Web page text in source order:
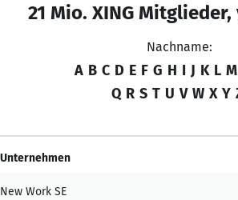
21 Mio. XING
Nachname:
A B C D E F G H I J K L M
Q R S T U V W X Y
Unternehmen
New Work SE